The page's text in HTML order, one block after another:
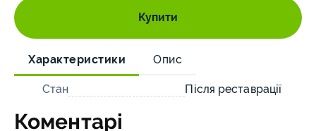
Купити
Характеристики Опис
Стан Після реставрації
Коментарі